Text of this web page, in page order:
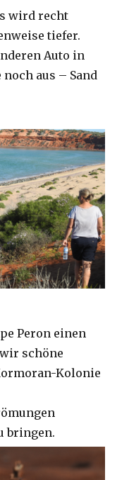
wird recht
tiefer.
Auto in
aus – Sand
Peron einen
schöne
Kolonie
bringen.